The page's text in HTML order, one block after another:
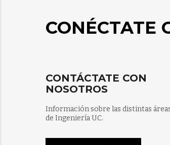
CONÉCTATE
CONTÁCTATE CON
NOSOTROS
Información sobre las distintas
de Ingeniería UC.